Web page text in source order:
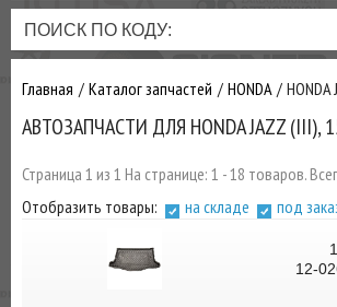
ПОИСК ПО КОДУ:
Главная Каталог запчастей HONDA HONDA
АВТОЗАПЧАСТИ ДЛЯ HONDA JAZZ (III),
Страница 1 из 1 На странице: 1 - 18 товаров.
Отобразить товары:
на складе под
12-
Беларусь
+375
+375
ТО
ФИЛЬТРА
ТОРМОЗНАЯ
СИСТЕМА
ПОДВЕСКА
РУЛЕВОЕ
ТРАНСМИССИЯ
ПРИВОД
ДВИГАТЕЛЬ
ВЫХЛОП
ЭЛЕКТРИКА
ОСВЕЩЕНИЕ
РАСХОДНИКИ,
ЗАПЧАСТИ К
ЗАКАЗУ ЧЕРЕЗ